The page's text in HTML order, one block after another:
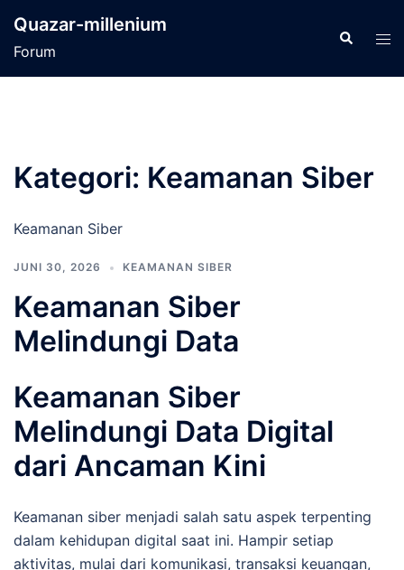
Quazar-millenium
Forum
Cari
Kategori: Keamanan Siber
Keamanan Siber
JUNI 30, 2026 KEAMANAN SIBER
Keamanan Siber
Melindungi Data
Keamanan Siber
Melindungi Data Digital
dari Ancaman Kini
Keamanan siber menjadi salah satu aspek terpenting
dalam kehidupan digital saat ini. Hampir setiap
aktivitas, mulai dari komunikasi, transaksi keuangan,